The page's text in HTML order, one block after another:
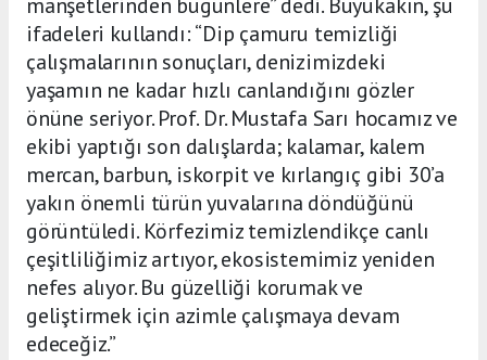
ifadeleri kullandı: “Dip çamuru temizliği
çalışmalarının sonuçları, denizimizdeki
yaşamın ne kadar hızlı canlandığını gözler
önüne seriyor. Prof. Dr. Mustafa Sarı hocamız ve
ekibi yaptığı son dalışlarda; kalamar, kalem
mercan, barbun, iskorpit ve kırlangıç gibi 30’a
yakın önemli türün yuvalarına döndüğünü
görüntüledi. Körfezimiz temizlendikçe canlı
çeşitliliğimiz artıyor, ekosistemimiz yeniden
nefes alıyor. Bu güzelliği korumak ve
geliştirmek için azimle çalışmaya devam
edeceğiz.”